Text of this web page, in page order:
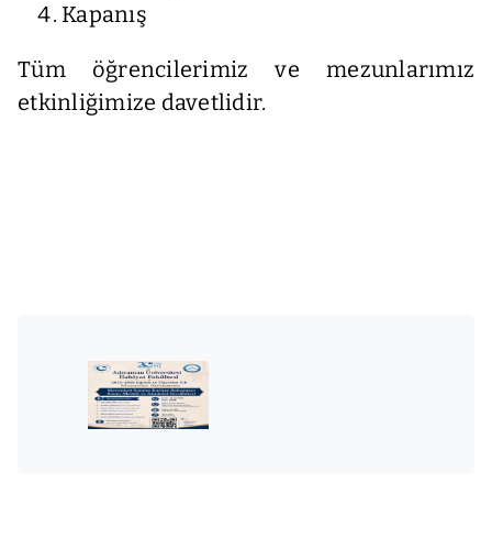
Kapanış
Tüm öğrencilerimiz ve mezunlarımız
etkinliğimize davetlidir.